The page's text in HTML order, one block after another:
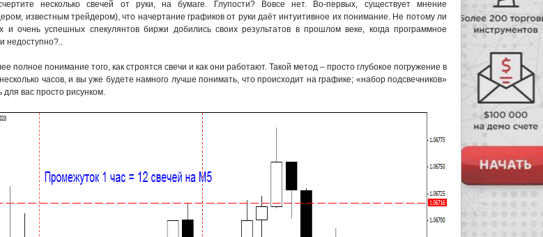
несколько свечей от руки, на бумаге. Глупости? Вовсе нет. Во-первых, существует мнение
известным трейдером), что начертание графиков от руки даёт интуитивное их понимание. Не потому ли
и очень успешных спекулянтов биржи добились своих результатов в прошлом веке, когда программное
недоступно?..
полное понимание того, как строятся свечи и как они работают. Такой метод – просто глубокое погружение в
часов, и вы уже будете намного лучше понимать, что происходит на графике; «набор подсвечников»
вас просто рисунком.